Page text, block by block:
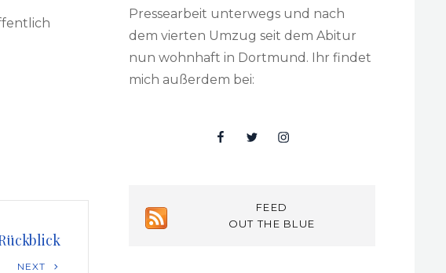
NEXT
Pressearbeit unterwegs und nach
dem vierten Umzug seit dem Abitur
nun wohnhaft in Dortmund. Ihr findet
mich außerdem bei:
FacebookTwitterInsta
FEED
OUT THE BLUE